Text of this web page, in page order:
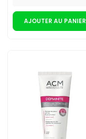
AJOUTER AU PANIER